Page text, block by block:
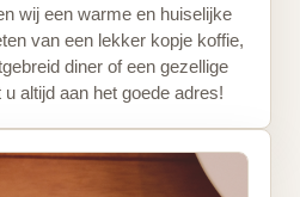
wij een warme en huiselijke
van een lekker kopje koffie,
diner of een gezellige
altijd aan het goede adres!